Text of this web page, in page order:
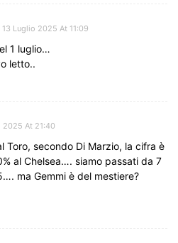
13 Luglio 2025 At 11:09
1 luglio…
letto..
2025 At 21:40
Toro, secondo Di Marzio, la cifra è
al Chelsea…. siamo passati da 7
ma Gemmi è del mestiere?